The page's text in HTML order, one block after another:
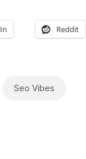
Reddit
Seo Vibes